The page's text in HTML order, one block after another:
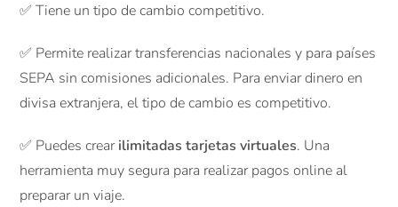
✅ Tiene un tipo de cambio competitivo.
✅ Permite realizar transferencias nacionales y para países
SEPA sin comisiones adicionales. Para enviar dinero en
divisa extranjera, el tipo de cambio es competitivo.
✅ Puedes crearilimitadas tarjetas virtuales. Una
herramienta muy segura para realizar pagos online al
preparar un viaje.